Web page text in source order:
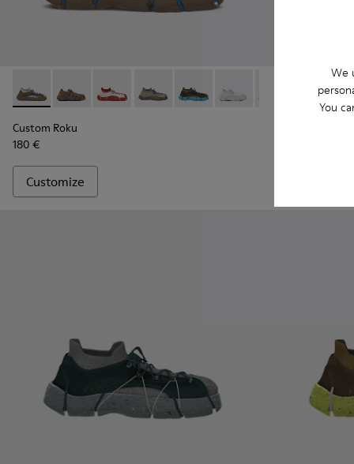
We
You
Custom Roku - K100953-999-R004 - Disassembled Sneaker
Custom Roku - K100953-004 - Brown Sneaker for
Custom Roku - K100953-999-R001 -
Custom Roku - K100953-999-R008 -
Custom Roku - K100953-999-
Custom Roku -
Custom Roku -
Custom
Custom Roku
180 €
Customize
Custom